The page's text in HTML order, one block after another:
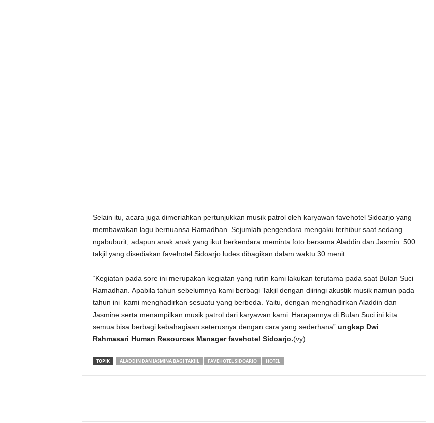
Selain itu, acara juga dimeriahkan pertunjukkan musik patrol oleh karyawan favehotel Sidoarjo yang
membawakan lagu bernuansa Ramadhan. Sejumlah pengendara mengaku terhibur saat sedang
ngabuburit, adapun anak anak yang ikut berkendara meminta foto bersama Aladdin dan Jasmin. 500
takjil yang disediakan favehotel Sidoarjo ludes dibagikan dalam waktu 30 menit.
“Kegiatan pada sore ini merupakan kegiatan yang rutin kami lakukan terutama pada saat Bulan Suci
Ramadhan. Apabila tahun sebelumnya kami berbagi Takjil dengan diiringi akustik musik namun pada
tahun ini kami menghadirkan sesuatu yang berbeda. Yaitu, dengan menghadirkan Aladdin dan
Jasmine serta menampilkan musik patrol dari karyawan kami. Harapannya di Bulan Suci ini kita
semua bisa berbagi kebahagiaan seterusnya dengan cara yang sederhana”ungkap Dwi
Rahmasari Human Resources Manager favehotel Sidoarjo.(vy)
TOPIK ALADDIN DAN JASMINA BAGI TAKJIL FAVEHOTEL SIDOARJO HOTEL